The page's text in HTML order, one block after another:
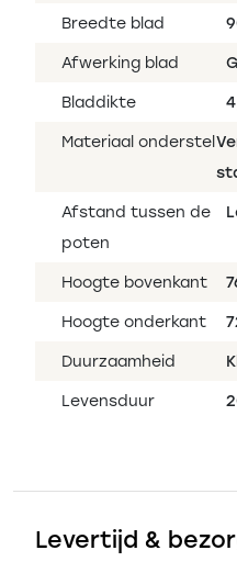
Breedte blad
Afwerking blad
Bladdikte
Materiaal onderstel
Afstand tussen de
poten
Hoogte bovenkant
Hoogte onderkant
Duurzaamheid
Levensduur
Levertijd &